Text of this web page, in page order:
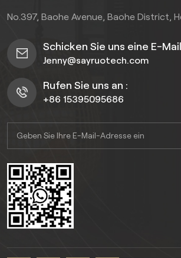
No.397, Baohe Avenue, Baohe District,
Schicken Sie uns eine E-
Jenny@sayruotech.com
Rufen Sie uns an :
+86 15395095686